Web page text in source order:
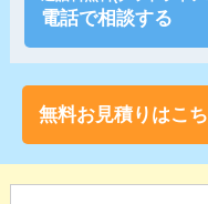
電話で相談する
無料お見積りはこ